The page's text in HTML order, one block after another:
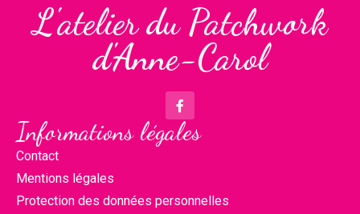
L'atelier du Patchwork
d'Anne-Carol
Informations légales
Contact
Mentions légales
Protection des données personnelles